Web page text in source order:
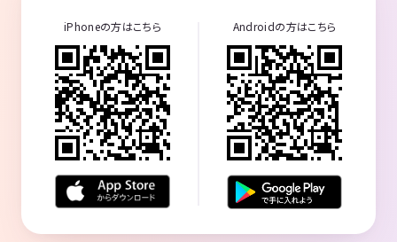
iPhoneの方はこちら Androidの方はこちら